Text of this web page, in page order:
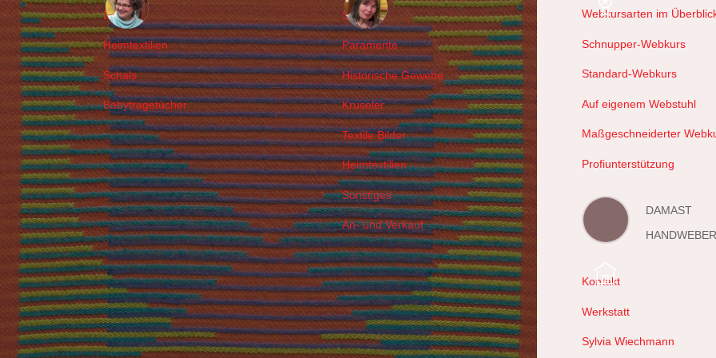
Decken
Heimtextilien
Schals
Babytragetücher
Schals
Paramente
Historische Gewebe
Kruseler
Textile Bilder
Heimtextilien
Sonstiges
An- und Verkauf
Webkursarten im
Schnupper-Webkurs
Standard-Webkurs
Auf eigenem Webstuhl
Maßgeschneiderter
Profiunterstützung
DAMAST
Kontakt
Werkstatt
Sylvia Wiechmann